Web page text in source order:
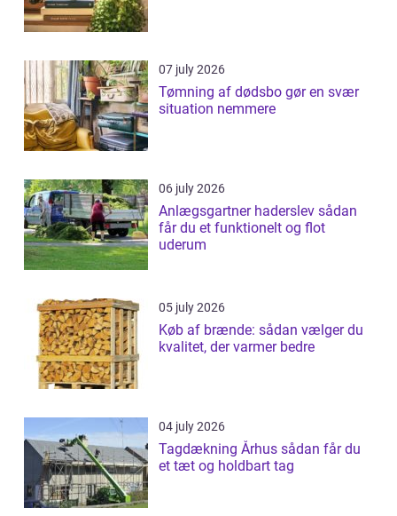
07 july 2026
Tømning af dødsbo gør en svær
situation nemmere
06 july 2026
Anlægsgartner haderslev sådan
får du et funktionelt og flot
uderum
05 july 2026
Køb af brænde: sådan vælger du
kvalitet, der varmer bedre
04 july 2026
Tagdækning Århus sådan får du
et tæt og holdbart tag